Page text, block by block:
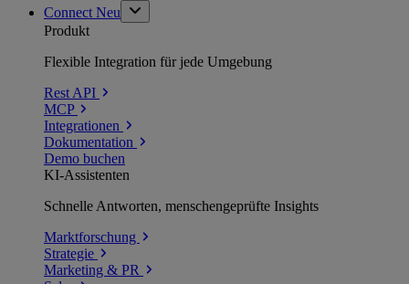
Connect Neu
Produkt
Flexible Integration für jede Umgebung
Rest API
MCP
Integrationen
Dokumentation
Demo buchen
KI-Assistenten
Schnelle Antworten, menschengeprüfte Insights
Marktforschung
Strategie
Marketing & PR